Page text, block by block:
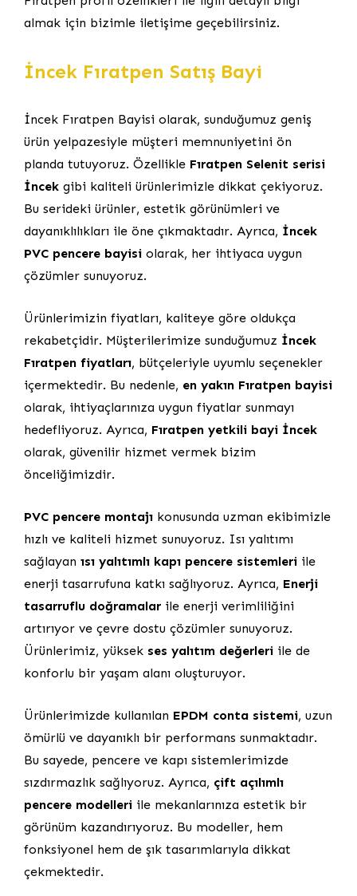
almak için bizimle iletişime geçebilirsiniz.
İncek Fıratpen Satış Bayi
İncek Fıratpen Bayisi olarak, sunduğumuz geniş
ürün yelpazesiyle müşteri memnuniyetini ön
planda tutuyoruz. Özellikle Fıratpen Selenit serisi
İncek gibi kaliteli ürünlerimizle dikkat çekiyoruz.
Bu serideki ürünler, estetik görünümleri ve
dayanıklılıkları ile öne çıkmaktadır. Ayrıca, İncek
PVC pencere bayisi olarak, her ihtiyaca uygun
çözümler sunuyoruz.
Ürünlerimizin fiyatları, kaliteye göre oldukça
rekabetçidir. Müşterilerimize sunduğumuz İncek
Fıratpen fiyatları, bütçeleriyle uyumlu seçenekler
içermektedir. Bu nedenle, en yakın Fıratpen bayisi
olarak, ihtiyaçlarınıza uygun fiyatlar sunmayı
hedefliyoruz. Ayrıca, Fıratpen yetkili bayi İncek
olarak, güvenilir hizmet vermek bizim
önceliğimizdir.
PVC pencere montajı konusunda uzman ekibimizle
hızlı ve kaliteli hizmet sunuyoruz. Isı yalıtımı
sağlayan ısı yalıtımlı kapı pencere sistemleri ile
enerji tasarrufuna katkı sağlıyoruz. Ayrıca, Enerji
tasarruflu doğramalar ile enerji verimliliğini
artırıyor ve çevre dostu çözümler sunuyoruz.
Ürünlerimiz, yüksek ses yalıtım değerleri ile de
konforlu bir yaşam alanı oluşturuyor.
Ürünlerimizde kullanılan EPDM conta sistemi, uzun
ömürlü ve dayanıklı bir performans sunmaktadır.
Bu sayede, pencere ve kapı sistemlerimizde
sızdırmazlık sağlıyoruz. Ayrıca, çift açılımlı
pencere modelleri ile mekanlarınıza estetik bir
görünüm kazandırıyoruz. Bu modeller, hem
fonksiyonel hem de şık tasarımlarıyla dikkat
çekmektedir.